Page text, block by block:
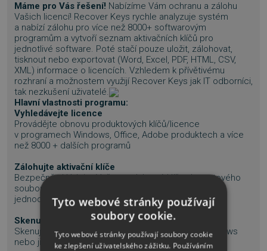
Máme pro Vás řešení! Nabízíme Vám ochranu a zálohu
Vašich licencí! Recover Keys rychle analyzuje systém
a nabízí zálohu pro více než 8000+ softwarovým
programům a vytvoří seznam aktivačních klíčů pro
jednotlivé software. Poté stačí pouze uložit, zálohovat,
tisknout nebo exportovat (Word, Excel, PDF, HTML, CSV,
XML) informace o licencích. Vzhledem k přívětivému
rozhraní a možnostem využijí Recover Keys jak IT odborníci,
tak nezkušení uživatelé.
Hlavní vlastnosti programu:
Vyhledávejte licence
Provádějte obnovu produktových klíčů/licence
v programech Windows, Office, Adobe produktech a více
než 8000 + dalších programů
Zálohujte aktivační klíče
Bezpečně ukládejte Vaše produktové klíče do textového
souboru, Word, Excel, PDF, HTML, CSV, XML nebo
jednoduše vytiskněte.
Skenujte další Windows nebo HDD
Skenujte licence v dalším operačním systému Windows
nebo jiný HDD (bootovací či nikoliv)
Tyto webové stránky používají
soubory cookie.
Tyto webové stránky používají soubory cookie
ke zlepšení uživatelského zážitku. Používáním